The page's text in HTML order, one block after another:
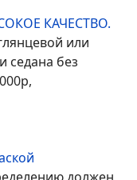
КАЧЕСТВО.
или
седана без